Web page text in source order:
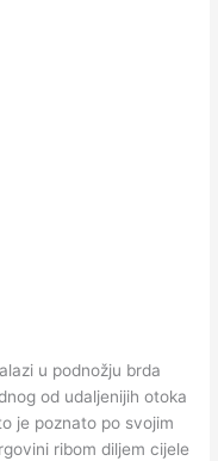
u podnožju brda
od udaljenijih otoka
je poznato po svojim
ribom diljem cijele